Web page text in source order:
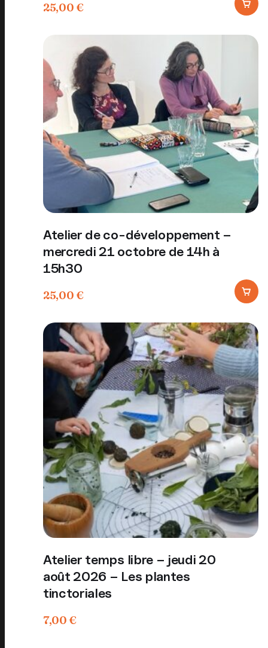
25,00€
Atelier de co-développement –
mercredi 21 octobre de 14h à
15h30
25,00€
Atelier temps libre – jeudi 20
août 2026 – Les plantes
tinctoriales
7,00€